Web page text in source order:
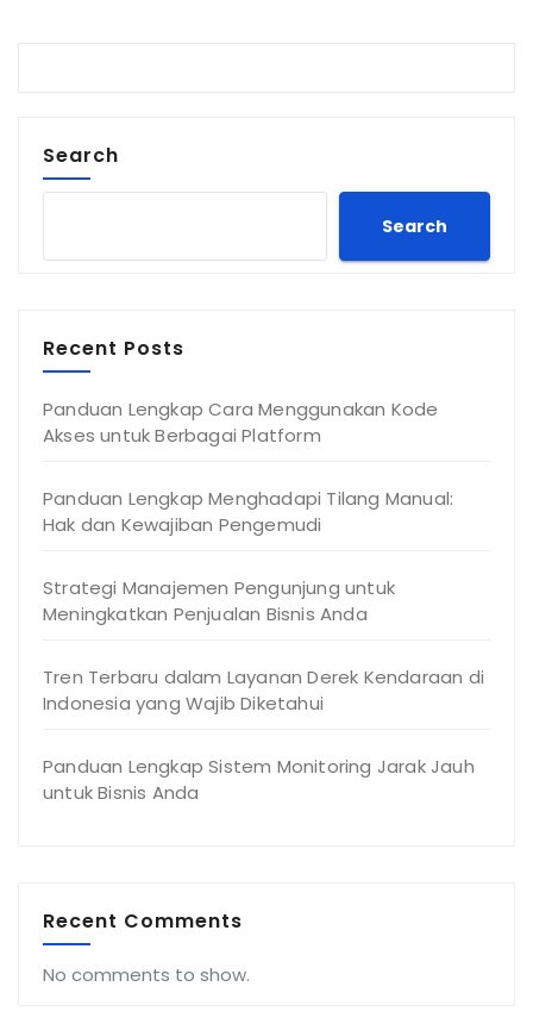
Search
Search
Recent Posts
Panduan Lengkap Cara Menggunakan Kode
Akses untuk Berbagai Platform
Panduan Lengkap Menghadapi Tilang Manual:
Hak dan Kewajiban Pengemudi
Strategi Manajemen Pengunjung untuk
Meningkatkan Penjualan Bisnis Anda
Tren Terbaru dalam Layanan Derek Kendaraan di
Indonesia yang Wajib Diketahui
Panduan Lengkap Sistem Monitoring Jarak Jauh
untuk Bisnis Anda
Recent Comments
No comments to show.